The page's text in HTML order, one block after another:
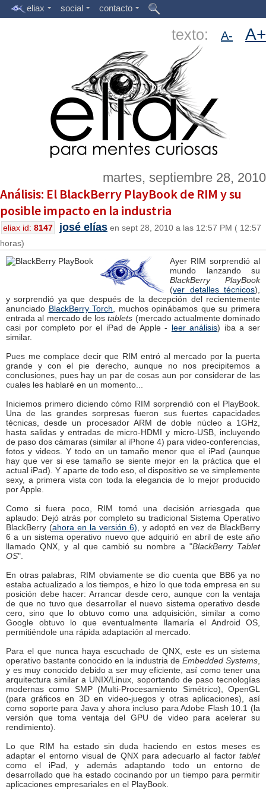
eliax social contacto
texto: A- A+
martes, septiembre 28, 2010
Análisis: El BlackBerry PlayBook de RIM y su
posible impacto en la industria
eliax id: 8147 josé elías en sept 28, 2010 a las 12:57 PM ( 12:57
horas)
Ayer RIM sorprendió al
mundo lanzando su
BlackBerry PlayBook
(ver detalles técnicos),
y sorprendió ya que después de la decepción del recientemente
anunciado BlackBerry Torch , muchos opinábamos que su primera
entrada al mercado de lostablets (mercado actualmente dominado
casi por completo por el iPad de Apple - leer análisis) iba a ser
similar.
Pues me complace decir que RIM entró al mercado por la puerta
grande y con el pie derecho, aunque no nos precipitemos a
conclusiones, pues hay un par de cosas aun por considerar de las
cuales les hablaré en un momento...
Iniciemos primero diciendo cómo RIM sorprendió con el PlayBook.
Una de las grandes sorpresas fueron sus fuertes capacidades
técnicas, desde un procesador ARM de doble núcleo a 1GHz,
hasta salidas y entradas de micro-HDMI y micro-USB, incluyendo
de paso dos cámaras (similar al iPhone 4) para video-conferencias,
fotos y videos. Y todo en un tamaño menor que el iPad (aunque
hay que ver si ese tamaño se siente mejor en la práctica que el
actual iPad). Y aparte de todo eso, el dispositivo se ve simplemente
sexy, a primera vista con toda la elegancia de lo mejor producido
por Apple.
Como si fuera poco, RIM tomó una decisión arriesgada que
aplaudo: Dejó atrás por completo su tradicional Sistema Operativo
BlackBerry (ahora en la versión 6) , y adoptó en vez de BlackBerry
6 a un sistema operativo nuevo que adquirió en abril de este año
llamado QNX, y al que cambió su nombre a "BlackBerry Tablet
OS".
En otras palabras, RIM obviamente se dio cuenta que BB6 ya no
estaba actualizado a los tiempos, e hizo lo que toda empresa en su
posición debe hacer: Arrancar desde cero, aunque con la ventaja
de que no tuvo que desarrollar el nuevo sistema operativo desde
cero, sino que lo obtuvo como una adquisición, similar a como
Google obtuvo lo que eventualmente llamaría el Android OS,
permitiéndole una rápida adaptación al mercado.
Para el que nunca haya escuchado de QNX, este es un sistema
operativo bastante conocido en la industria de Embedded Systems
y es muy conocido debido a ser muy eficiente, así como tener una
arquitectura similar a UNIX/Linux, soportando de paso tecnologías
modernas como SMP (Multi-Procesamiento Simétrico), OpenGL
(para gráficos en 3D en video-juegos y otras aplicaciones), así
como soporte para Java y ahora incluso para Adobe Flash 10.1 (la
versión que toma ventaja del GPU de video para acelerar su
rendimiento).
Lo que RIM ha estado sin duda haciendo en estos meses es
adaptar el entorno visual de QNX para adecuarlo al factor tablet
como el iPad, y además adaptando todo un entorno de
desarrollado que ha estado cocinando por un tiempo para permitir
aplicaciones empresariales en el PlayBook.